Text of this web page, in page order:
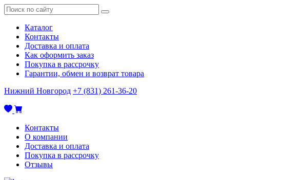
Каталог
Контакты
Доставка и оплата
Как оформить заказ
Покупка в рассрочку
Гарантии, обмен и возврат товара
Нижний Новгород +7 (831) 261-36-20
Контакты
О компании
Доставка и оплата
Покупка в рассрочку
Отзывы